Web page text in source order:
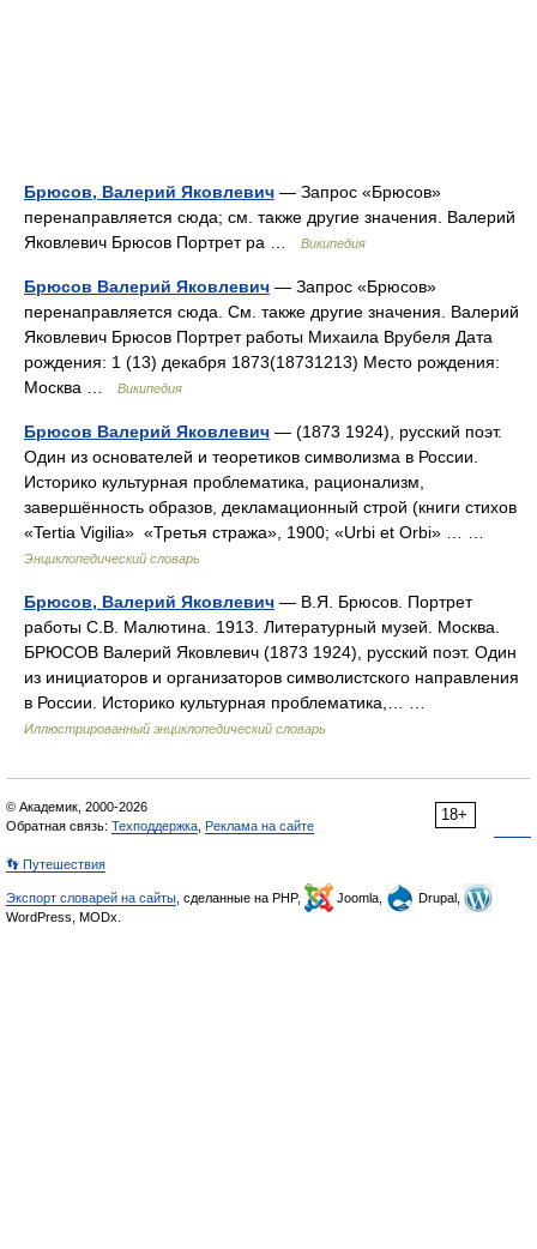
Брюсов, Валерий Яковлевич — Запрос «Брюсов»
перенаправляется сюда; см. также другие значения. Валерий
Яковлевич Брюсов Портрет ра …
Википедия
Брюсов Валерий Яковлевич — Запрос «Брюсов»
перенаправляется сюда. Cм. также другие значения. Валерий
Яковлевич Брюсов Портрет работы Михаила Врубеля Дата
рождения: 1 (13) декабря 1873(18731213) Место рождения:
Москва …
Википедия
Брюсов Валерий Яковлевич — (1873 1924), русский поэт.
Один из основателей и теоретиков символизма в России.
Историко культурная проблематика, рационализм,
завершённость образов, декламационный строй (книги стихов
«Tertia Vigilia» «Третья стража», 1900; «Urbi et Orbi» … …
Энциклопедический словарь
Брюсов, Валерий Яковлевич — В.Я. Брюсов. Портрет
работы С.В. Малютина. 1913. Литературный музей. Москва.
БРЮСОВ Валерий Яковлевич (1873 1924), русский поэт. Один
из инициаторов и организаторов символистского направления
в России. Историко культурная проблематика,… …
Иллюстрированный энциклопедический словарь
18+
© Академик, 2000-2026
Обратная связь: Техподдержка Реклама на сайте
👣 Путешествия
Экспорт словарей на сайты , сделанные на PHP, Joomla,
Drupal,
WordPress, MODx.